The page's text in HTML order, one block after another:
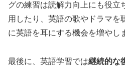
グの練習は読解力向上にも役立
用したり、英語の歌やドラマを
に英語を耳にする機会を増やし
最後に、英語学習では継続的な